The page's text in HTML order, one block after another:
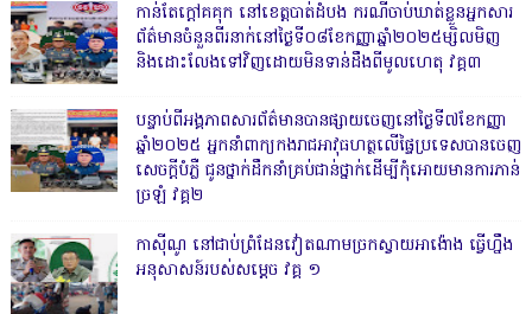
កាន់តែក្តៅគគុក នៅខេត្តបាត់ដំបង ករណីចាប់ឃាត់ខ្លួនអ្នកសារ
ព័ត៌មានចំនួនពីរនាក់នៅថ្ងៃទី០៨ខែកញ្ញាឆ្នាំ២០២៥ម្សិលមិញ
និងដោះលែងទៅវិញដោយមិនទាន់ដឹងពីមូលហេតុ វគ្គ៣
បន្ទាប់ពីអង្គភាពសារព័ត៌មានបានផ្សាយចេញនៅថ្ងៃទី៧ខែកញ្ញា
ឆ្នាំ២០២៥ អ្នកនាំពាក្យកងរាជអាវុធហត្ថលើផ្ទៃប្រទេសបានចេញ
សេចក្តីបំភ្លឺ ជូនថ្នាក់ដឹកនាំគ្រប់ជាន់ថ្នាក់ដើម្បីកុំអោយមានការភាន់
ច្រឡំ វគ្គ២
កាសុីណូ នៅជាប់ព្រំដែនវៀតណាមច្រកស្វាយអាង៉ោង ធ្វើហ្នឹង
អនុសាសន៍របស់សម្ដេច វគ្គ ១